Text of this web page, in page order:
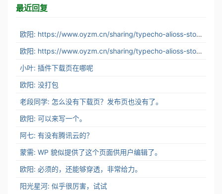
最近回复
欧阳: https://www.oyzm.cn/sharing/typecho-alioss-stor...
欧阳: https://www.oyzm.cn/sharing/typecho-alioss-stor...
小叶: 插件下载页在哪呢
欧阳: 没打包
老段同学: 怎么没有下载页？发布页也没有了。
欧阳: 可以来写一个。
阿七: 有没有腾讯云的？
蒙需: WP 貌似提供了这个页面供用户编辑了。
欧阳: 必须的，还能够穿透，非常给力。
阳光星河: 似乎很厉害，试试